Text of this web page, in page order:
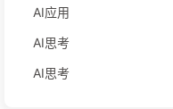
AI应用
AI思考
AI思考